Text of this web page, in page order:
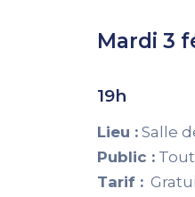
Mardi 3
19h
Lieu : Salle
Public :
Tarif :